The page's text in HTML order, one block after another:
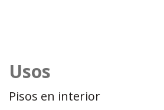
Usos
Pisos en interior